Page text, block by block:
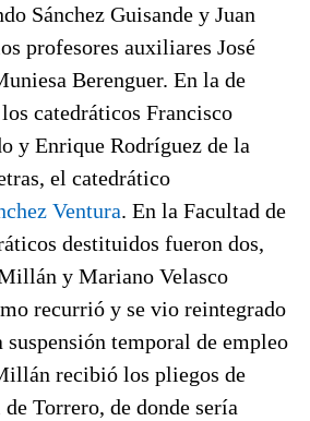
Sánchez Guisande y Juan
profesores auxiliares José
Berenguer. En la de
catedráticos Francisco
y Enrique Rodríguez de la
el catedrático
Ventura. En la Facultad de
destituidos fueron dos,
y Mariano Velasco
recurrió y se vio reintegrado
temporal de empleo
recibió los pliegos de
Torrero, de donde sería